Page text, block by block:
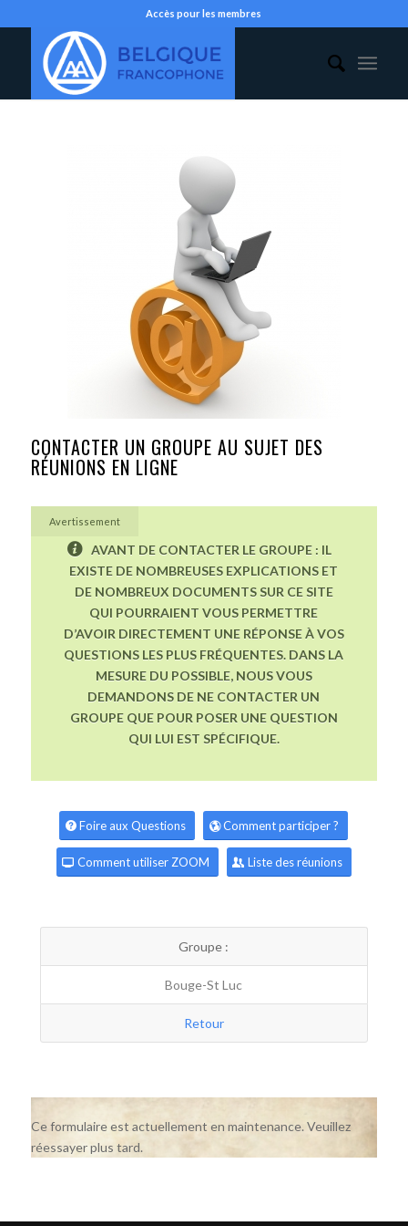
Accès pour les membres
CONTACTER UN GROUPE AU SUJET DES
RÉUNIONS EN LIGNE
Avertissement
AVANT DE CONTACTER LE GROUPE : IL
EXISTE DE NOMBREUSES EXPLICATIONS ET
DE NOMBREUX DOCUMENTS SUR CE SITE
QUI POURRAIENT VOUS PERMETTRE
D’AVOIR DIRECTEMENT UNE RÉPONSE À VOS
QUESTIONS LES PLUS FRÉQUENTES. DANS LA
MESURE DU POSSIBLE, NOUS VOUS
DEMANDONS DE NE CONTACTER UN
GROUPE QUE POUR POSER UNE QUESTION
QUI LUI EST SPÉCIFIQUE.
Foire aux Questions Comment participer ?
Comment utiliser ZOOM Liste des réunions
Groupe :
Bouge-St Luc
Retour
Ce formulaire est actuellement en maintenance. Veuillez
réessayer plus tard.